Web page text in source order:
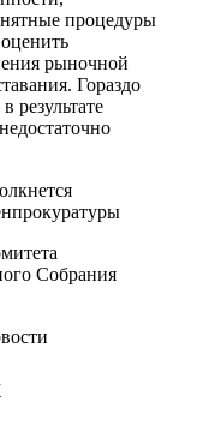
процедуры
рыночной
Гораздо
результате
Собрания